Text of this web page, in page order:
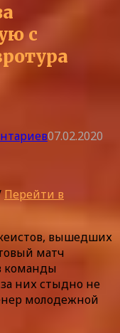
с
07.02.2020
Перейти в
вышедших
матч
команды
них стыдно не
молодежной